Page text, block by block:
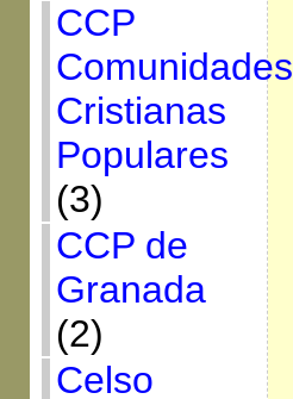
CCP
Comunidades
Cristianas
Populares
(3)
CCP de
Granada
(2)
Celso